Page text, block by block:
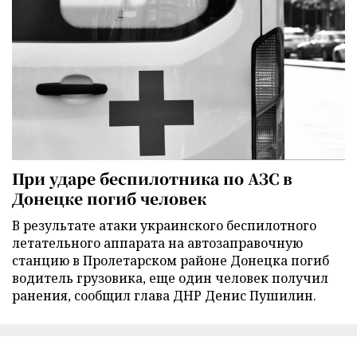
При ударе беспилотника по АЗС в
Донецке погиб человек
В результате атаки украинского беспилотного
летательного аппарата на автозаправочную
станцию в Пролетарском районе Донецка погиб
водитель грузовика, еще один человек получил
ранения, сообщил глава ДНР Денис Пушилин.